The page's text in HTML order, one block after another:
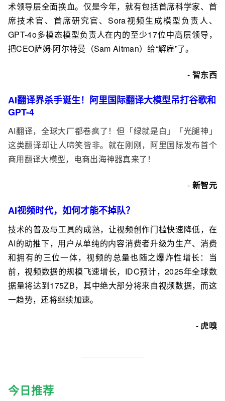
术领导层全面换血。仅是今年，就有包括首席科学家、首
席技术官、首席研究官、Sora视频生成模型负责人、
GPT-4o多模态模型负责人在内的至少17位中高层领导，
把CEO萨姆·阿尔特曼（Sam Altman）给“解雇”了。
-智东西
AI翻译界杀手诞生！阿里国际翻译大模型吊打谷歌和
GPT-4
AI翻译，全球大厂都卷疯了！但「绿就是白」「光腿神」
这类翻译却让人啼笑皆非。就在刚刚，阿里国际发布首个
商用翻译大模型，电商出海神器真来了！
-新智元
AI视频时代，如何才能不掉队？
技术的普及与工具的成熟，让视频创作门槛快速降低，在
AI的助推下，用户从单纯的内容消费者升级为生产、消费
和拥有的三位一体，视频的总量也随之爆炸性增长：当
前，视频数据的规模飞速增长，IDC预计，2025年全球数
据量将达到175ZB，其中绝大部分将来自视频数据，而这
一趋势，还将继续加速。
- 虎嗅
今日推荐